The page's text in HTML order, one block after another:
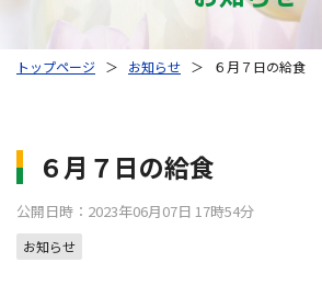
トップページ ＞ お知らせ ＞ ６月７日の給食
６月７日の給食
公開日時：2023年06月07日 17時54分
お知らせ